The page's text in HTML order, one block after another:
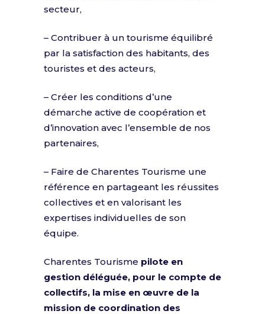
secteur,
– Contribuer à un tourisme équilibré
par la satisfaction des habitants, des
touristes et des acteurs,
– Créer les conditions d’une
démarche active de coopération et
d’innovation avec l’ensemble de nos
partenaires,
– Faire de Charentes Tourisme une
référence en partageant les réussites
collectives et en valorisant les
expertises individuelles de son
équipe.
Charentes Tourisme pilote en
gestion déléguée, pour le compte de
collectifs, la mise en œuvre de la
mission de coordination des